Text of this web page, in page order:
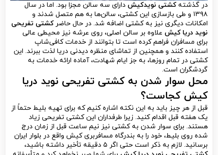
در گذشتهکشتی نویدکیش دارای سه سالن مجزا بود. اما در سال
۱۳۹۸ و طی بازسازی این کشتی، سالن‌ها به هم متصل شدند و
امکانات دیگری نیز به کشتی اضافه شد. در حال حاضرکشتی تفریحی
نوید دریا کیش علاوه بر سالن اصلی، روی عرشه نیز محیطی عالی
برای مسافران فراهم کرده است تا بتوانند از خدمات کافی‌شاپ
استفاده کنند و همچنین از تماشای منظره دیدنی دریا لذت ببرند. این
کشتی در تمام روزها، به جز ایام شهادت، آماده ارائه خدمات به
گردشگران است.
محل سوار شدن به کشتی تفریحی نوید دریا
کیش کجاست؟
قبل از هر چیز باید به این نکته اشاره کنیم که برای تهیه بلیط حتماً از
یک هفته قبل اقدام کنید. زیرا طرفداران این کشتی تفریحی زیاد
هستند. برای سوار شدن به کشتی نیز نیم ساعت قبل از زمان درج
شده روی بلیط، خود را به بندرگاه مسافربری کیش واقع در بلوار ایران
برسانید. لازم به ذکر است حتی اگر ۵ دقیقه تأخیر داشته باشید،